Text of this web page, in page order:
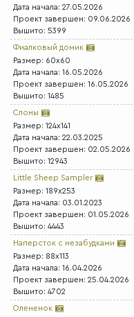
Дата начала: 27.05.2026
Проект завершен: 09.06.2026
Вышито: 5399
Фиалковый домик
Размер: 60x60
Дата начала: 16.05.2026
Проект завершен: 16.05.2026
Вышито: 1485
Слоны
Размер: 124x141
Дата начала: 22.03.2025
Проект завершен: 02.05.2026
Вышито: 12943
Little Sheep Sampler
Размер: 189x253
Дата начала: 03.01.2023
Проект завершен: 01.05.2026
Вышито: 4443
Наперсток с незабудками
Размер: 88x113
Дата начала: 16.04.2026
Проект завершен: 25.04.2026
Вышито: 4702
Олененок